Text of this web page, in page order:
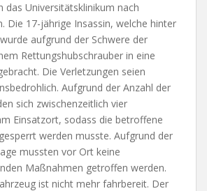
das Universitätsklinikum nach
Die 17-jährige Insassin, welche hinter
aufgrund der Schwere der
Rettungshubschrauber in eine
Die Verletzungen seien
Aufgrund der Anzahl der
sich zwischenzeitlich vier
Einsatzort, sodass die betroffene
werden musste. Aufgrund der
mussten vor Ort keine
Maßnahmen getroffen werden.
ist nicht mehr fahrbereit. Der